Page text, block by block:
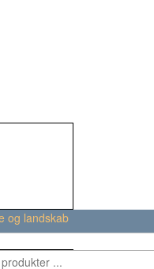
og landskab